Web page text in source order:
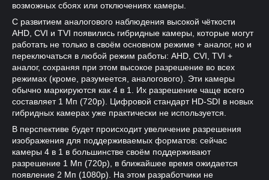
возможных сбоях или отключениях камеры.
С развитием аналогового наблюдения высокой чёткости
AHD, CVI и TVI появились гибридные камеры, которые могут
работать не только в своём основном режиме + аналог, но и
переключаться в любой режим работы: AHD, CVI, TVI +
аналог, сохраняя при этом высокое разрешение во всех
режимах (кроме, разумеется, аналогового). Эти камеры
обычно маркируются как 4 в 1. Их разрешение чаще всего
составляет 1 Мп (720р). Цифровой стандарт HD-SDI в новых
гибридных камерах уже практически не используется.
В перспективе будет происходит увеличение разрешения
изображения для поддерживаемых форматов: сейчас
камеры 4 в 1 в большинстве своём поддерживают
разрешение 1 Мп (720р), в ближайшее время ожидается
появление 2 Мп (1080р). На этом разработчики не